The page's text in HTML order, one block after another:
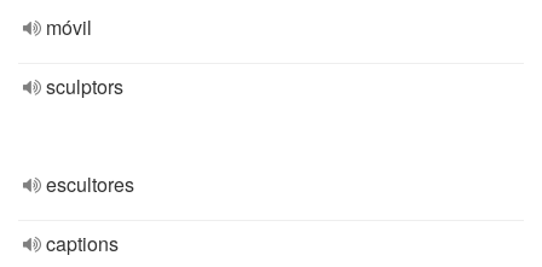
móvil
sculptors
escultores
captions